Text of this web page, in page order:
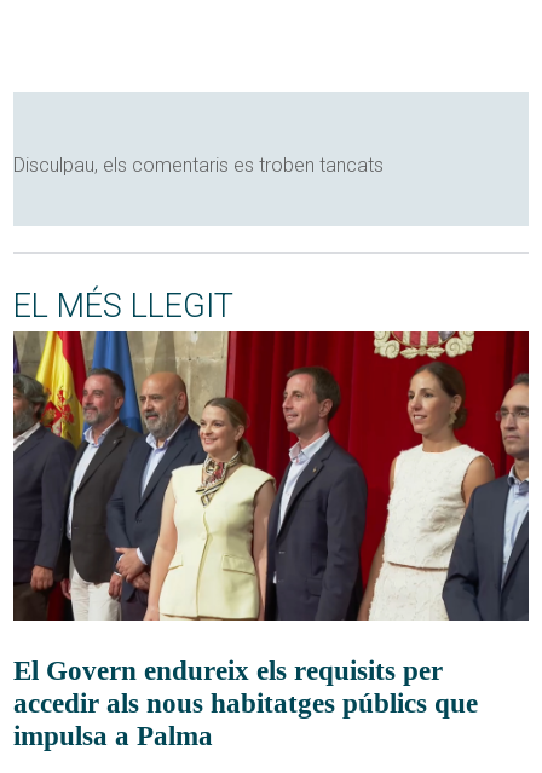
Disculpau, els comentaris es troben tancats
EL MÉS LLEGIT
El Govern endureix els requisits per
accedir als nous habitatges públics que
impulsa a Palma